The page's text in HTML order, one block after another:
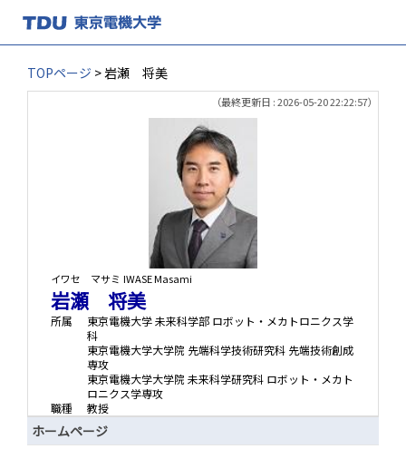
TOPページ > 岩瀬 将美
（最終更新日 : 2026-05-20 22:22:57）
イワセ マサミ IWASE Masami
岩瀬 将美
所属
東京電機大学 未来科学部 ロボット・メカトロニクス学
科
東京電機大学大学院 先端科学技術研究科 先端技術創成
専攻
東京電機大学大学院 未来科学研究科 ロボット・メカト
ロニクス学専攻
職種
教授
ホームページ